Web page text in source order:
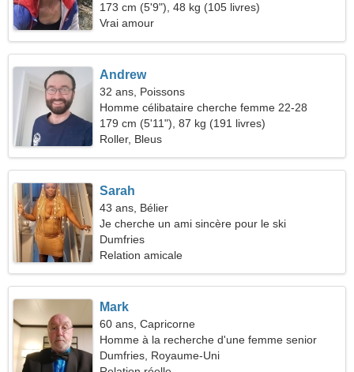
173 cm (5'9"), 48 kg (105 livres)
Vrai amour
Andrew
32 ans, Poissons
Homme célibataire cherche femme 22-28
179 cm (5'11"), 87 kg (191 livres)
Roller, Bleus
Sarah
43 ans, Bélier
Je cherche un ami sincère pour le ski
Dumfries
Relation amicale
Mark
60 ans, Capricorne
Homme à la recherche d'une femme senior
Dumfries, Royaume-Uni